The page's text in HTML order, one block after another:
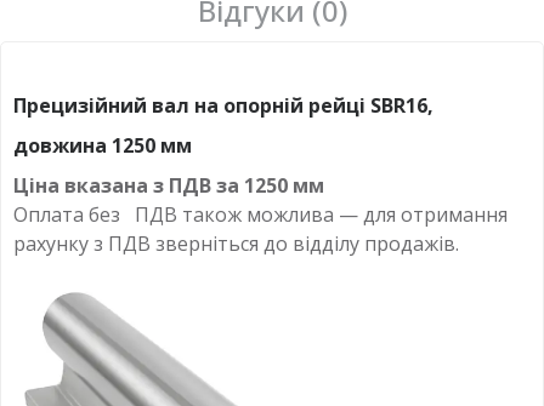
Відгуки (0)
Прецизійний вал на опорній рейці SBR16,
довжина 1250 мм
Ціна вказана з ПДВ за 1250 мм
Оплата без
ПДВ також можлива — для отримання
рахунку з ПДВ зверніться до відділу продажів.